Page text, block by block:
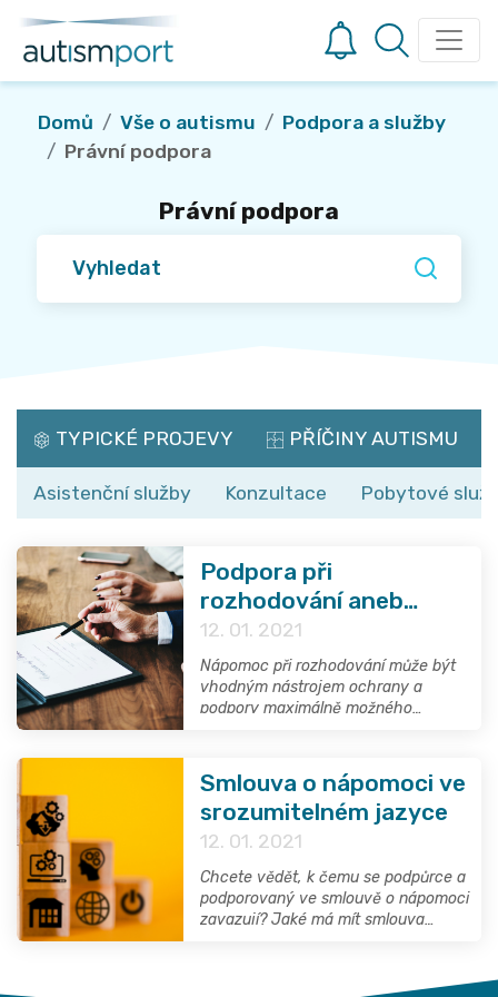
Domů Vše o autismu
Podpora a služby
Právní podpora
Právní podpora
TYPICKÉ PROJEVY PŘÍČINY AUTISMU
Asistenční služby Konzultace Pobytové
Podpora při
rozhodování aneb
pomoc v situacích, kdy
je narušena schopnost
člověka právně jednat
12. 01. 2021
Nápomoc při rozhodování může být
vhodným nástrojem ochrany a
podpory maximálně možného
spektra, zejména pak jedinců s
mentálním postižením.
Smlouva o nápomoci ve
srozumitelném jazyce
12. 01. 2021
Chcete vědět, k čemu se podpůrce a
podporovaný ve smlouvě o nápomoci
zavazují? Jaké má mít smlouva
odpovědi ve srozumitelném jazyce.